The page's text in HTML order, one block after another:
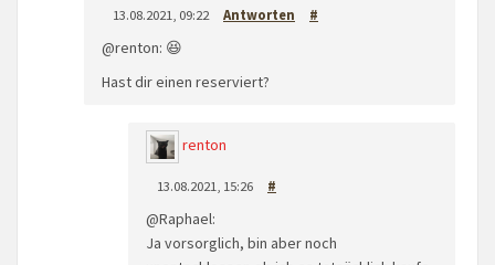
13.08.2021, 09:22 Antworten #
@renton: 😆
Hast dir einen reserviert?
renton
13.08.2021, 15:26 #
@Raphael:
Ja vorsorglich, bin aber noch